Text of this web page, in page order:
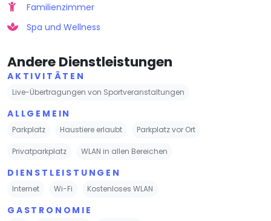
Familienzimmer
Spa und Wellness
Andere Dienstleistungen
AKTIVITÄTEN
Live-Übertragungen von Sportveranstaltungen
ALLGEMEIN
Parkplatz Haustiere erlaubt Parkplatz vor Ort
Privatparkplatz WLAN in allen Bereichen
DIENSTLEISTUNGEN
Internet Wi-Fi Kostenloses WLAN
GASTRONOMIE